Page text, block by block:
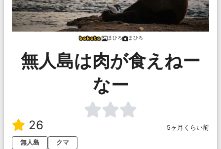
まひろ まひろ
無人島は肉が食えねー
なー
26
5ヶ月くらい前
無人島
クマ